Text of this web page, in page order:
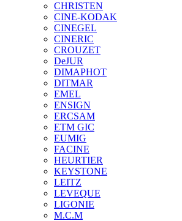
CHRISTEN
CINE-KODAK
CINEGEL
CINERIC
CROUZET
DeJUR
DIMAPHOT
DITMAR
EMEL
ENSIGN
ERCSAM
ETM GIC
EUMIG
FACINE
HEURTIER
KEYSTONE
LEITZ
LEVEQUE
LIGONIE
M.C.M